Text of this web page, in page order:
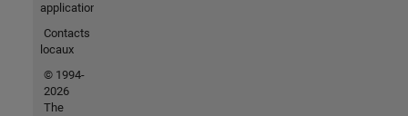
applications
Contacts
locaux
© 1994-
2026
The